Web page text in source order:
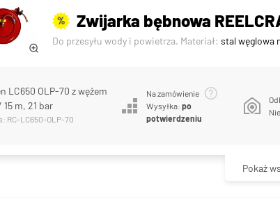
% Zwijarka bębnowa
Do przesyłu wody i powietrza. Materiał: stal węglowa
LC650 OLP-70 z wężem
15 m, 21 bar
RC-LC650-OLP-70
Na zamówienie
Wysyłka:po
potwierdzeniu
Pokaż